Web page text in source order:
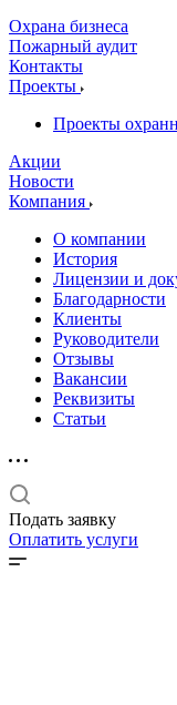
Охрана бизнеса
Пожарный аудит
Контакты
Проекты
Проекты
Акции
Новости
Компания
О компании
История
Лицензии и
Благодарности
Клиенты
Руководители
Отзывы
Вакансии
Реквизиты
Статьи
Подать заявку
Оплатить услуги